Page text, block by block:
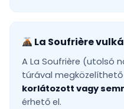
La Soufrière
A La Soufrière (utolsó
túrával
korlátozott vagy
érhető el.